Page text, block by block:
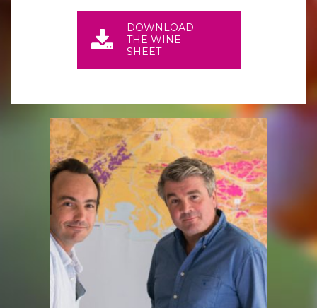
DOWNLOAD
THE WINE
SHEET